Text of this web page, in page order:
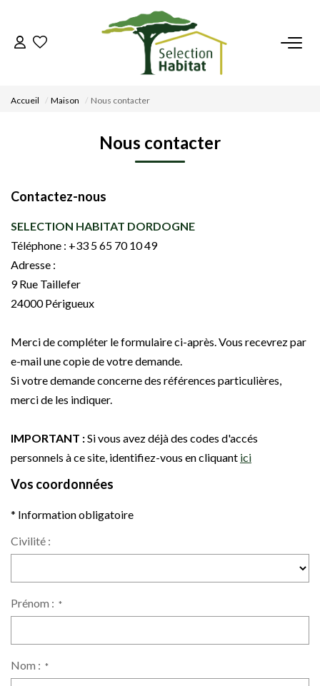
ACCUEIL
VENDRE UN BIEN
DÉPOSEZ VOTRE RECHERCHE
NOUS REJOINDRE
Accueil Maison Nous contacter
Nous contacter
Contactez-nous
SELECTION HABITAT DORDOGNE
Téléphone : +33 5 65 70 10 49
Adresse :
9 Rue Taillefer
24000 Périgueux
Merci de compléter le formulaire ci-après. Vous recevrez par
e-mail une copie de votre demande.
Si votre demande concerne des références particulières,
merci de les indiquer.
IMPORTANT :Si vous avez déjà des codes d'accés
personnels à ce site, identifiez-vous en cliquant ici
Vos coordonnées
* Information obligatoire
Civilité :
Prénom : *
Nom : *